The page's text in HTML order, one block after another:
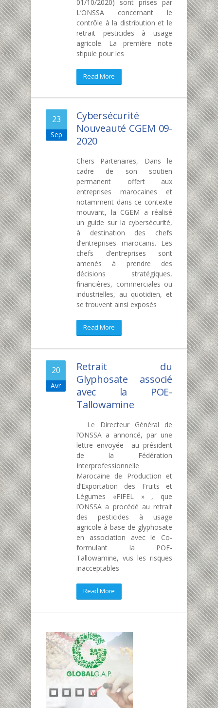
01/10/2020) sont prises par
L’ONSSA concernant le
contrôle à la distribution et le
retrait pesticides à usage
agricole. La première note
stipule pour les
Read More
23
Sep
Cybersécurité
Nouveauté CGEM 09-
2020
Chers Partenaires, Dans le
cadre de son soutien
permanent offert aux
entreprises marocaines et
notamment dans ce contexte
mouvant, la CGEM a réalisé
un guide sur la cybersécurité,
à destination des chefs
d’entreprises marocains. Les
chefs d’entreprises sont
amenés à prendre des
décisions stratégiques,
financières, commerciales ou
industrielles, au quotidien, et
se trouvent ainsi exposés
Read More
20
Avr
Retrait du
Glyphosate associé
avec la POE-
Tallowamine
Le Directeur Général de
l’ONSSA a annoncé, par une
lettre envoyée au président
de la Fédération
Interprofessionnelle
Marocaine de Production et
d’Exportation des Fruits et
Légumes «FIFEL » , que
l’ONSSA a procédé au retrait
des pesticides à usage
agricole à base de glyphosate
en association avec le Co-
formulant la POE-
Tallowamine, vus les risques
inacceptables
Read More